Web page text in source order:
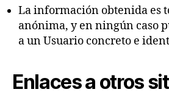
La información obtenida es
anónima, y en ningún caso
a un Usuario concreto e
Enlaces a otros